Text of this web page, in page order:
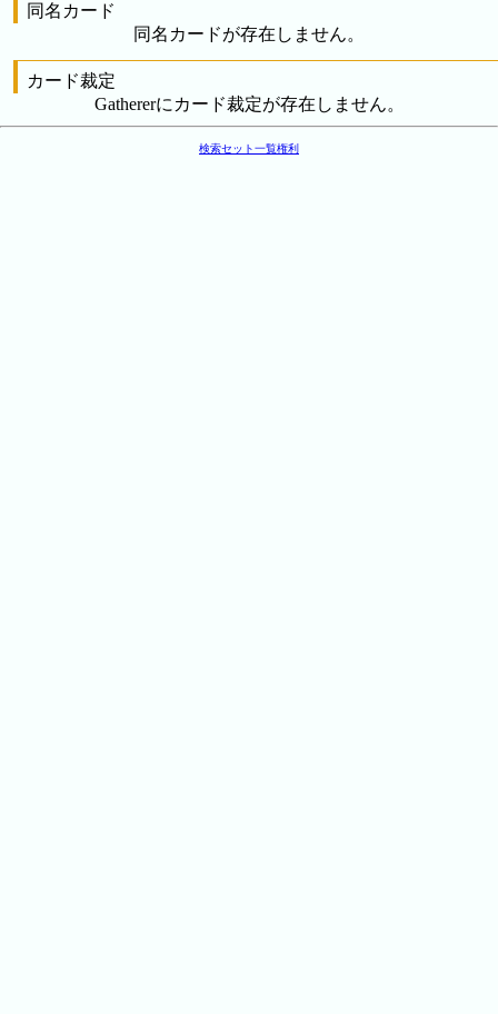
同名カード
同名カードが存在しません。
カード裁定
Gathererにカード裁定が存在しません。
検索セット一覧権利